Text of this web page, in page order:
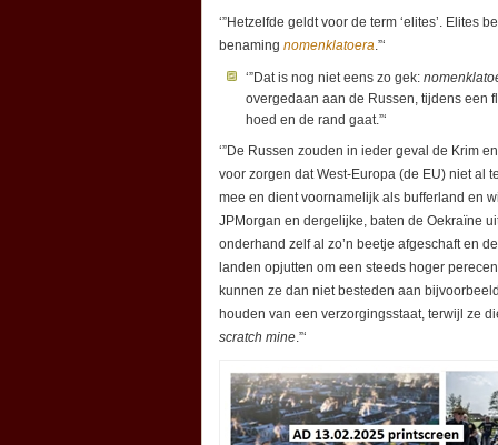
‘”Hetzelfde geldt voor de term ‘elites’. Elites
benaming nomenklatoera.”‘
‘”Dat is nog niet eens zo gek:
overgedaan aan de Russen, tijdens een
hoed en de rand gaat.”‘
‘”De Russen zouden in ieder geval de Krim
voor zorgen dat West-Europa (de EU) niet al
mee en dient voornamelijk als bufferland en
JPMorgan en dergelijke, baten de Oekraïne
onderhand zelf al zo’n beetje afgeschaft en
landen opjutten om een steeds hoger
kunnen ze dan niet besteden aan
houden van een verzorgingsstaat, terwijl ze
scratch mine.”‘